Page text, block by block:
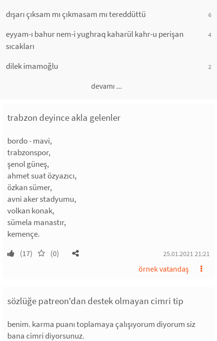
dışarı çıksam mı çıkmasam mı tereddüttü 6
eyyam-ı bahur nem-i yughraq kaharül kahr-u perişan
sıcakları
4
dilek imamoğlu 2
devamı ...
trabzon deyince akla gelenler
bordo - mavi,
trabzonspor,
şenol güneş,
ahmet suat özyazıcı,
özkan sümer,
avni aker stadyumu,
volkan konak,
sümela manastır,
kemençe.
(17) (0) 25.01.2021 21:21
örnek vatandaş
sözlüğe patreon'dan destek olmayan cimri tip
benim. karma puanı toplamaya çalışıyorum diyorum siz
bana cimri diyorsunuz.